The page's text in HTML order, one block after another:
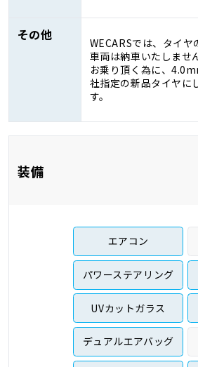
その他
WECARSでは、タイ
車両は納車いたしませ
お乗り頂く為に、
社指定の新品タイヤに
す。
装備
エアコン
パワーステアリング
UVカットガラス
デュアルエアバッグ